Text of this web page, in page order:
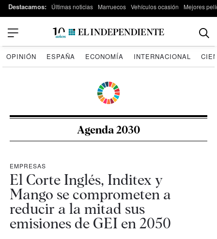
Destacamos: Últimas noticias Marruecos Vehículos ocasión Mejores
OPINIÓN ESPAÑA ECONOMÍA INTERNACIONAL
Agenda 2030
EMPRESAS
El Corte Inglés, Inditex y
Mango se comprometen a
reducir a la mitad sus
emisiones de GEI en 2050